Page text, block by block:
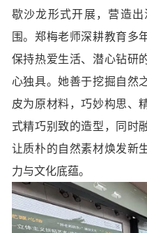
歇沙龙形式开展，营造
围。郑梅老师深耕教育多
保持热爱生活、潜心钻研
心独具。她善于挖掘自然
皮为原材料，巧妙构思、
式精巧别致的造型，同时
让质朴的自然素材焕发新
力与文化底蕴。